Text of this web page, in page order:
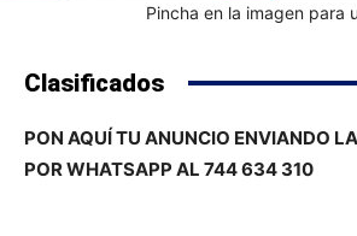
Pincha en la imagen para
Clasificados
PON AQUÍ TU ANUNCIO ENVIANDO
POR WHATSAPP AL 744 634 310